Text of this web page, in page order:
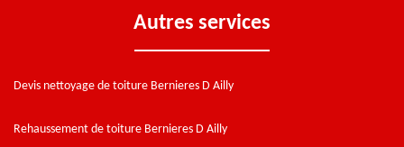
Autres services
Devis nettoyage de toiture Bernieres D Ailly
Rehaussement de toiture Bernieres D Ailly